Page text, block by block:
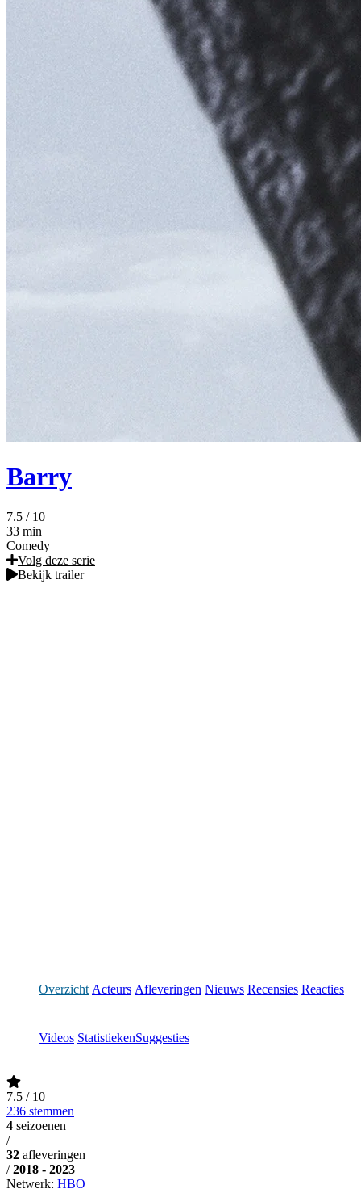
Barry
7.5 / 10
33 min
Comedy
Volg deze serie
Bekijk trailer
Overzicht Acteurs Afleveringen Nieuws Recensies Reacties
Videos StatistiekenSuggesties
7.5 / 10
236 stemmen
4 seizoenen
/
32 afleveringen
/ 2018 - 2023
Netwerk: HBO